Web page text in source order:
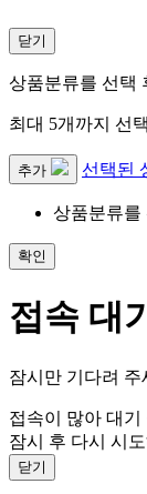
닫기
상품분류를 선택
최대 5개까지 선
추가 선택된
상품분류를
확인
접속 대
잠시만 기다려 주
접속이 많아 대기
잠시 후 다시 시
닫기